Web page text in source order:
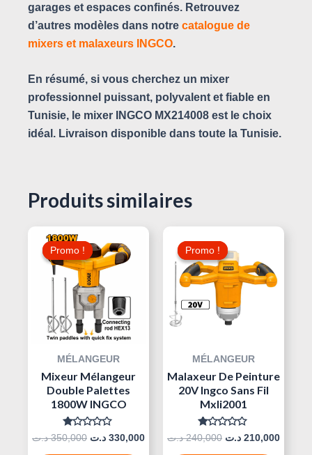
garages et espaces confinés. Retrouvez
d’autres modèles dans notre catalogue de
mixers et malaxeurs INGCO.
En résumé, si vous cherchez un mixer
professionnel puissant, polyvalent et fiable en
Tunisie, le mixer INGCO MX214008 est le choix
idéal. Livraison disponible dans toute la Tunisie.
Produits similaires
Promo !
Promo !
MÉLANGEUR
Mixeur Mélangeur
Double Palettes
1800W INGCO
Note
350,000 د.ت
Prix
Initial
Était :
330,000 د.ت
Le
330,000 د.ت.
Promo !
Promo !
MÉLANGEUR
Malaxeur De Peinture
20V Ingco Sans Fil
Mxli2001
Note
240,000 د.ت
Prix
Initial
Était :
210,000 د.ت
Le